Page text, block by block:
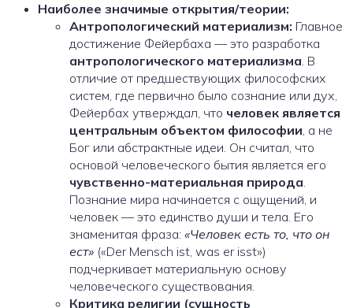
Наиболее значимые открытия/теории:
Антропологический материализм: Главное
достижение Фейербаха — это разработка
антропологического материализма. В
отличие от предшествующих философских
систем, где первично было сознание или дух,
Фейербах утверждал, что человек является
центральным объектом философии, а не
Бог или абстрактные идеи. Он считал, что
основой человеческого бытия является его
чувственно-материальная природа.
Познание мира начинается с ощущений, и
человек — это единство души и тела. Его
знаменитая фраза: «Человек есть то, что он
ест» («Der Mensch ist, was er isst»)
подчеркивает материальную основу
человеческого существования.
Критика религии (сущность